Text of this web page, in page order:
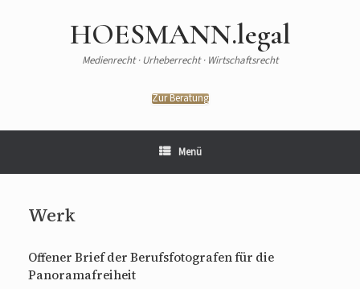
HOESMANN.legal
Medienrecht · Urheberrecht · Wirtschaftsrecht
Zur Beratung
Menü
Werk
Offener Brief der Berufsfotografen für die
Panoramafreiheit